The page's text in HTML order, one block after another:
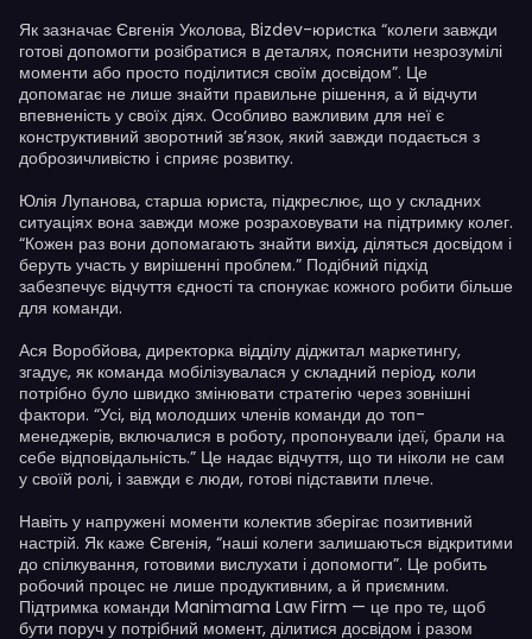
Як зазначає Євгенія Уколова, Bizdev-юристка “колеги завжди
готові допомогти розібратися в деталях, пояснити незрозумілі
моменти або просто поділитися своїм досвідом”. Це
допомагає не лише знайти правильне рішення, а й відчути
впевненість у своїх діях. Особливо важливим для неї є
конструктивний зворотний зв’язок, який завжди подається з
доброзичливістю і сприяє розвитку.
Юлія Лупанова, старша юриста, підкреслює, що у складних
ситуаціях вона завжди може розраховувати на підтримку колег.
“Кожен раз вони допомагають знайти вихід, діляться досвідом і
беруть участь у вирішенні проблем.” Подібний підхід
забезпечує відчуття єдності та спонукає кожного робити більше
для команди.
Ася Воробйова, директорка відділу діджитал маркетингу,
згадує, як команда мобілізувалася у складний період, коли
потрібно було швидко змінювати стратегію через зовнішні
фактори. “Усі, від молодших членів команди до топ-
менеджерів, включалися в роботу, пропонували ідеї, брали на
себе відповідальність.” Це надає відчуття, що ти ніколи не сам
у своїй ролі, і завжди є люди, готові підставити плече.
Навіть у напружені моменти колектив зберігає позитивний
настрій. Як каже Євгенія, “наші колеги залишаються відкритими
до спілкування, готовими вислухати і допомогти”. Це робить
робочий процес не лише продуктивним, а й приємним.
Підтримка команди Manimama Law Firm — це про те, щоб
бути поруч у потрібний момент, ділитися досвідом і разом